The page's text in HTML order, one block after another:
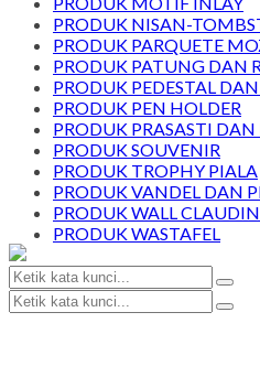
PRODUK NISAN-
PRODUK PARQUETE
PRODUK PATUNG DAN
PRODUK PEDESTAL
PRODUK PEN HOLDER
PRODUK PRASASTI
PRODUK SOUVENIR
PRODUK TROPHY PIALA
PRODUK VANDEL DAN
PRODUK WALL
PRODUK WASTAFEL